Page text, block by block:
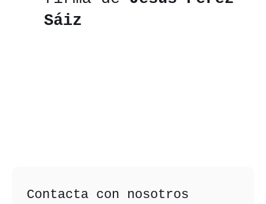
Sáiz
Contacta con nosotros